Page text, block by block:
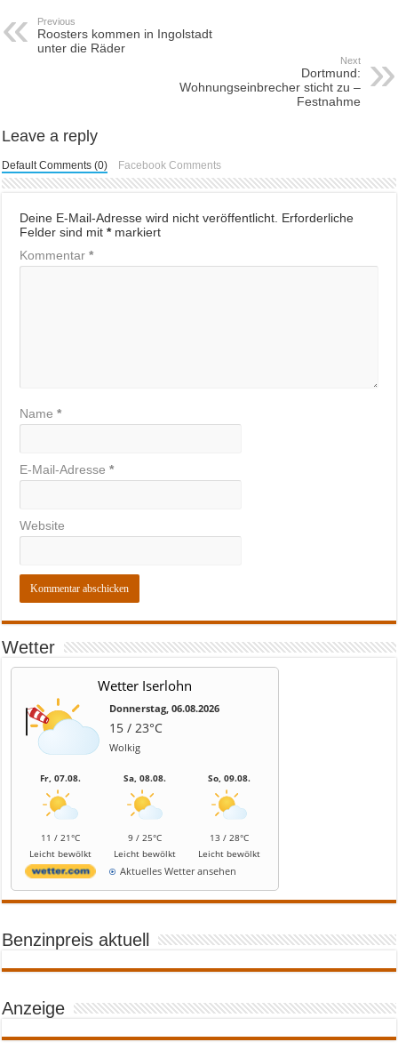
Previous
Roosters kommen in Ingolstadt
unter die Räder
Next
Dortmund:
Wohnungseinbrecher sticht zu –
Festnahme
Leave a reply
Default Comments (0) Facebook Comments
Deine E-Mail-Adresse wird nicht veröffentlicht. Erforderliche
Felder sind mit*markiert
Kommentar*
Name*
E-Mail-Adresse*
Website
Wetter
Wetter Iserlohn
Donnerstag, 06.08.2026
15 / 23°C
Wolkig
Fr, 07.08.
11 / 21°C
Leicht bewölkt
Sa, 08.08.
9 / 25°C
Leicht bewölkt
So, 09.08.
13 / 28°C
Leicht bewölkt
Aktuelles Wetter ansehen
Benzinpreis aktuell
Anzeige